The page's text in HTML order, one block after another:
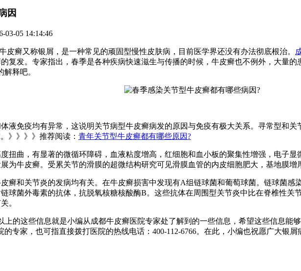
因
05 14:14:46
皮癣又称银屑，是一种常见的顽固型慢性皮肤病，目前医学界还没有办法彻底根治。
复发。专家指出，春季是各种疾病快速滋生与传播的时候，牛皮癣也不例外，大量
释吧。
液免疫均有异常，这说明关节病型牛皮癣病发的原因与免疫有极大关系。寻常型和
》》》》推荐阅读： 青年关节型牛皮癣都有哪些原因?
扭曲，有显著的微循环障碍，血液粘度增高，红细胞和血小板的聚集性增强，电子
为牛皮癣。受累关节的滑膜的超微结构研究可见滑膜血管的内皮细胞肥大，基地膜增
癣和关节炎的发病均有关。在牛皮癣损害中发现有A组链球菌和葡萄球菌。链球菌
球菌外毒素的抗体，抗脱氧核糖核酸酶B。这些抗体在周围型关节炎中比在脊椎性关
。
上的这些信息就是小编从成都牛皮癣医院专家处了解到的一些信息，希望这些信息能
专家，也可指直接拨打医院的热线电话：400-112-6766。在此，小编也祝愿广大银屑